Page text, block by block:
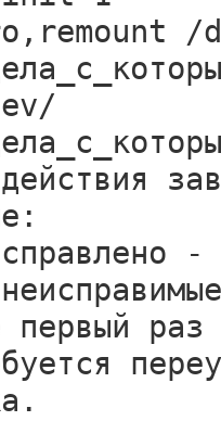
/
-
первый